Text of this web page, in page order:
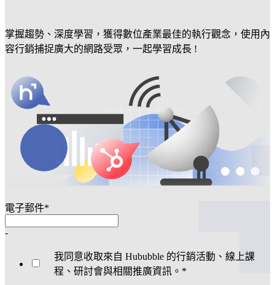
掌握趨勢、深度學習，獲得數位產業最佳的執行觀念，使用內
容行銷捕捉廣大的網路受眾，一起學習成長 !
電子郵件*
-
我同意收取來自 Hububble 的行銷活動、線上課
程、研討會與相關推廣資訊。 *